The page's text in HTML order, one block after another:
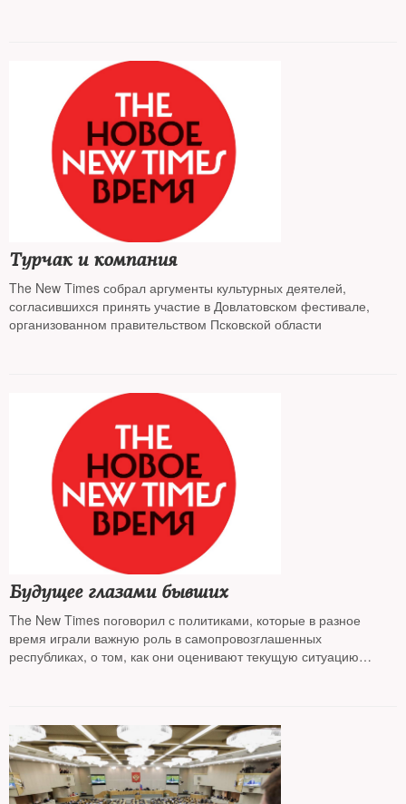
Турчак и компания
The New Times собрал аргументы культурных деятелей,
согласившихся принять участие в Довлатовском фестивале,
организованном правительством Псковской области
Будущее глазами бывших
The New Times поговорил с политиками, которые в разное
время играли важную роль в самопровозглашенных
республиках, о том, как они оценивают текущую ситуацию